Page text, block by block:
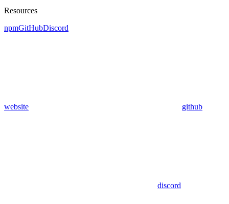
Resources
npmGitHubDiscord
website github
discord